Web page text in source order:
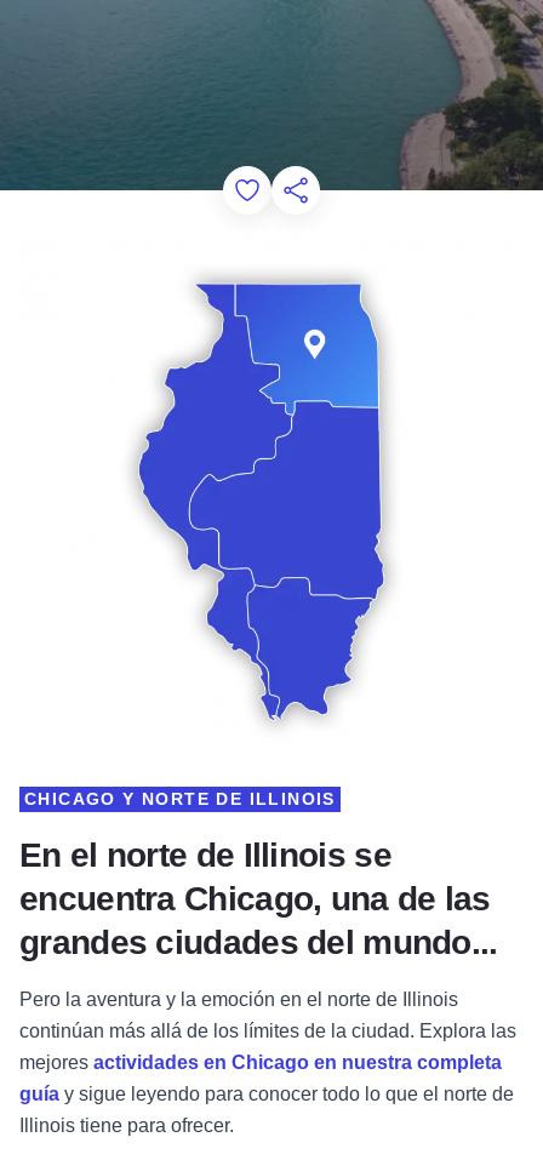
Add to Favorites
Compartir esta página
En el norte de Illinois se
encuentra Chicago, una de las
grandes ciudades del mundo...
CHICAGO Y NORTE DE ILLINOIS
Pero la aventura y la emoción en el norte de Illinois
continúan más allá de los límites de la ciudad. Explora las
mejores actividades en Chicago en nuestra completa
guía y sigue leyendo para conocer todo lo que el norte de
Illinois tiene para ofrecer.